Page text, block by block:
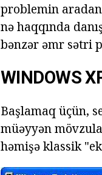
problemin aradan
nə haqqında
bənzər əmr sətri
WINDOWS
Başlamaq üçün,
müəyyən
həmişə klassik